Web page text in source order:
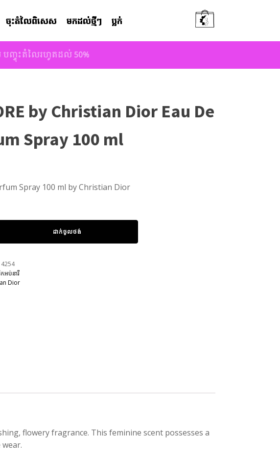
ចុះតំលៃពិសេស មកដល់ថ្មីៗ ប្លក់
បញ្ចុះតំលៃរហូតដល់ 50%
by Christian Dior Eau De
Spray 100 ml
Spray 100 ml by Christian Dior
ដាក់ចូលថង់
អប់នារី
Dior
flowery fragrance. This feminine scent possesses a